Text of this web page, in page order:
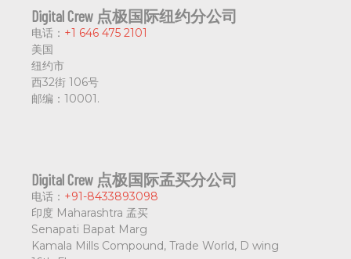
Digital Crew 点极国际纽约分公司
电话： +1 646 475 2101
美国
纽约市
西32街 106号
邮编： 10001.
Digital Crew 点极国际孟买分公司
电话： +91-8433893098
印度 Maharashtra 孟买
Senapati Bapat Marg
Kamala Mills Compound, Trade World, D wing